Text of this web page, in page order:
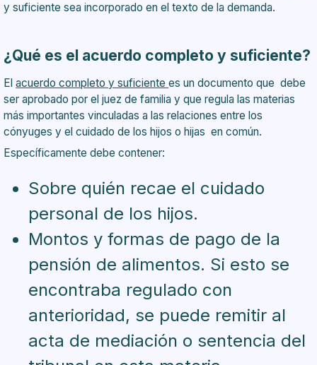
y suficiente sea incorporado en el texto de la demanda.
¿Qué es el acuerdo completo y suficiente?
Elacuerdo completo y suficientees un documento que debe
ser aprobado por el juez de familia y que regula las materias
más importantes vinculadas a las relaciones entre los
cónyuges y el cuidado de los hijos o hijas en común.
Específicamente debe contener:
Sobre quién recae el cuidado
personal de los hijos.
Montos y formas de pago de la
pensión de alimentos. Si esto se
encontraba regulado con
anterioridad, se puede remitir al
acta de mediación o sentencia del